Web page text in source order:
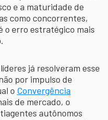
e a maturidade de
como concorrentes,
o erro estratégico mais
já resolveram esse
por impulso de
o Convergência
de mercado, o
autônomos